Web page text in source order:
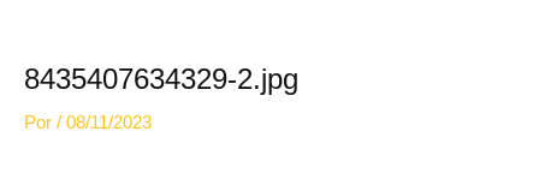
8435407634329-2.jpg
Por / 08/11/2023